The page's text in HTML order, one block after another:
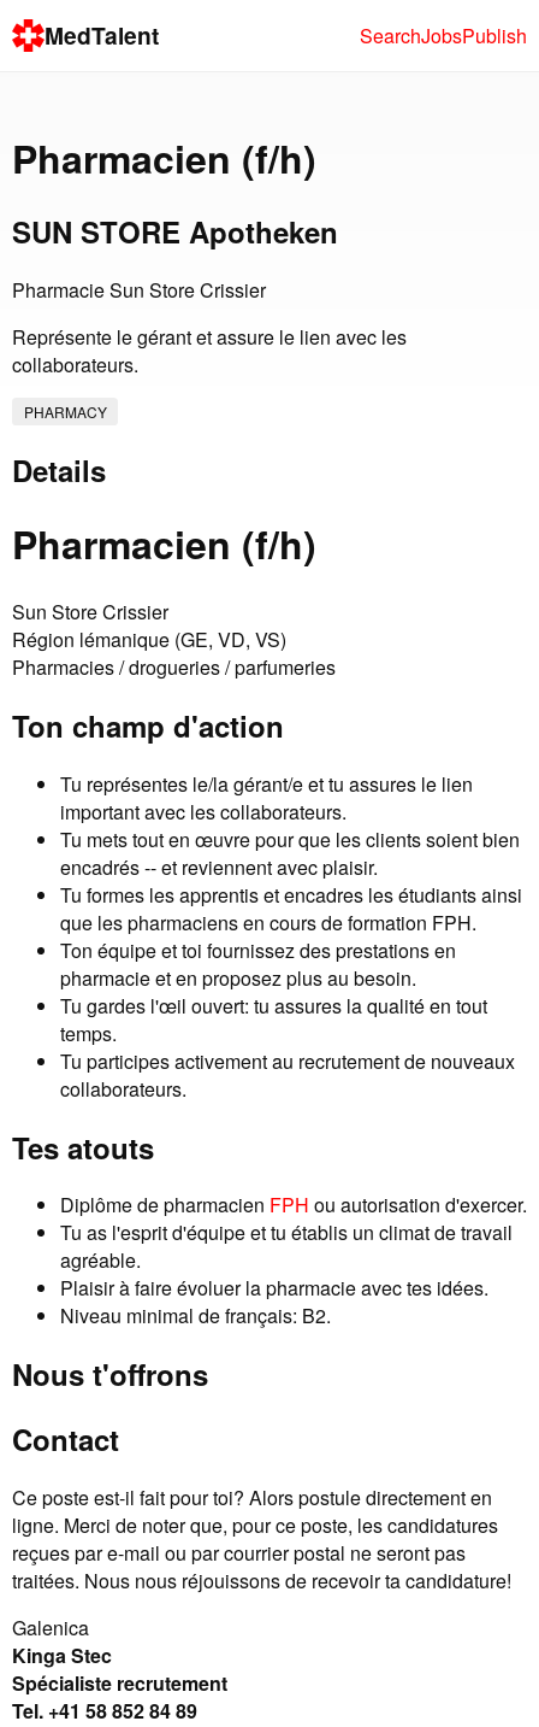
MedTalent SearchJobsPublish
Pharmacien (f/h)
SUN STORE Apotheken
Pharmacie Sun Store Crissier
Représente le gérant et assure le lien avec les
collaborateurs.
PHARMACY
Details
Pharmacien (f/h)
Sun Store Crissier
Région lémanique (GE, VD, VS)
Pharmacies / drogueries / parfumeries
Ton champ d'action
Tu représentes le/la gérant/e et tu assures le lien
important avec les collaborateurs.
Tu mets tout en œuvre pour que les clients soient bien
encadrés -- et reviennent avec plaisir.
Tu formes les apprentis et encadres les étudiants ainsi
que les pharmaciens en cours de formation FPH.
Ton équipe et toi fournissez des prestations en
pharmacie et en proposez plus au besoin.
Tu gardes l'œil ouvert: tu assures la qualité en tout
temps.
Tu participes activement au recrutement de nouveaux
collaborateurs.
Tes atouts
Diplôme de pharmacien FPH ou autorisation d'exercer.
Tu as l'esprit d'équipe et tu établis un climat de travail
agréable.
Plaisir à faire évoluer la pharmacie avec tes idées.
Niveau minimal de français: B2.
Nous t'offrons
Contact
Ce poste est-il fait pour toi? Alors postule directement en
ligne. Merci de noter que, pour ce poste, les candidatures
reçues par e-mail ou par courrier postal ne seront pas
traitées. Nous nous réjouissons de recevoir ta candidature!
Galenica
Kinga Stec
Spécialiste recrutement
Tel. +41 58 852 84 89